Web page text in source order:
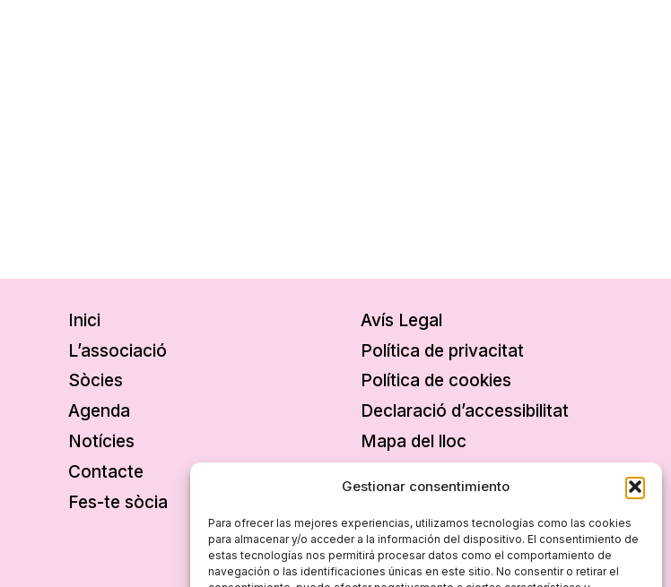
Gestionar consentimiento
Para ofrecer las mejores experiencias, utilizamos tecnologías como las cookies
para almacenar y/o acceder a la información del dispositivo. El consentimiento de
estas tecnologías nos permitirá procesar datos como el comportamiento de
navegación o las identificaciones únicas en este sitio. No consentir o retirar el
Inici
L’associació
Sòcies
Agenda
Notícies
Contacte
Fes-te sòcia
Avís Legal
Política de privacitat
Política de cookies
Declaració d’accessibilitat
Mapa del lloc